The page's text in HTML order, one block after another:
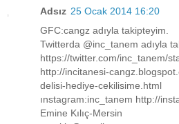
Adsız 25 Ocak 2014 16:20
GFC:cangz adıyla takipteyim.
Twitterda @inc_tanem adıyla
https://twitter.com/inc_tanem/
http://incitanesi-
delisi-hediye-cekilisime.html
ınstagram:inc_tanem http://
Emine Kılıç-Mersin